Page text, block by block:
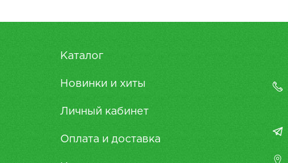
Каталог
Новинки и хиты
Личный кабинет
Оплата и доставка